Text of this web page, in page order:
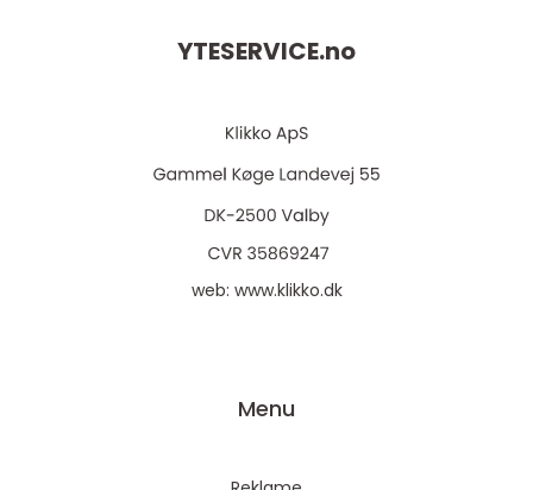
YTESERVICE.no
web: www.klikko.dk
Menu